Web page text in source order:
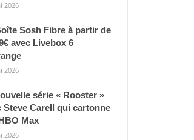
2026
Sosh Fibre à partir de
avec Livebox 6
2026
série « Rooster »
Steve Carell qui cartonne
Max
2026